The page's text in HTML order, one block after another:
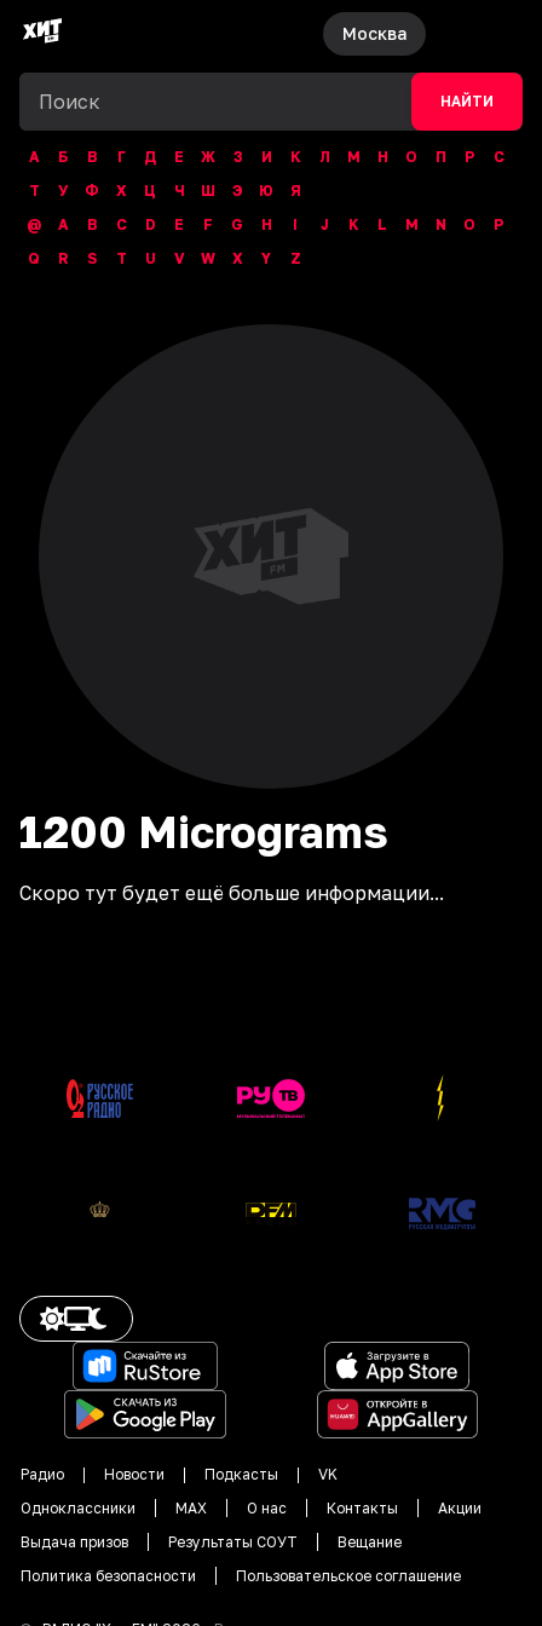
Москва
НАЙТИ
А Б В Г Д Е Ж З И К Л М Н О П Р
С
Т
У Ф Х Ц Ч Ш Э Ю
Я
@
A B C D E F G H I J K L M N O
P
Q
R S T U V W X Y Z
1200 Micrograms
Скоро тут будет ещё больше информации...
Радио Новости Подкасты
VK
Одноклассники
MAX О нас Контакты
Акции
Выдача призов
Результаты СОУТ
Вещание
Политика безопасности
Пользовательское соглашение